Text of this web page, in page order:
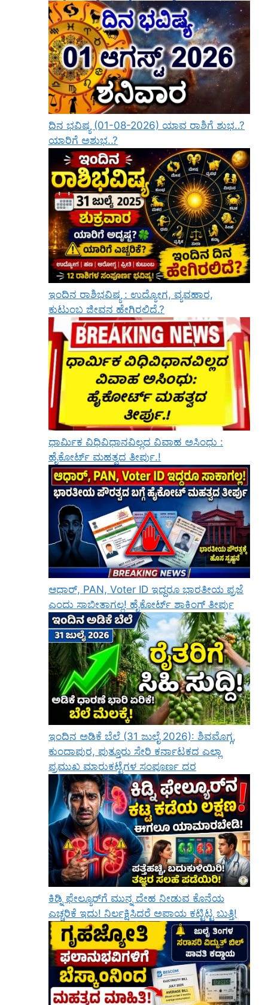
ದಿನ ಭವಿಷ್ಯ (01-08-2026) ಯಾವ ರಾಶಿಗೆ ಶುಭ..?
ಯಾರಿಗೆ ಅಶುಭ..?
ಇಂದಿನ ರಾಶಿಭವಿಷ್ಯ : ಉದ್ಯೋಗ, ವ್ಯವಹಾರ,
ಕುಟುಂಬ ಜೀವನ ಹೇಗಿರಲಿದೆ.?
ಧಾರ್ಮಿಕ ವಿಧಿವಿಧಾನವಿಲ್ಲದ ವಿವಾಹ ಅಸಿಂಧು :
ಹೈಕೋರ್ಟ್ ಮಹತ್ವದ ತೀರ್ಪು.!
ಆಧಾರ್, PAN, Voter ID ಇದ್ದರೂ ಭಾರತೀಯ ಪ್ರಜೆ
ಎಂದು ಸಾಬೀತಾಗಲ್ಲ! ಹೈಕೋರ್ಟ್ ಶಾಕಿಂಗ್ ತೀರ್ಪು
ಇಂದಿನ ಅಡಿಕೆ ಬೆಲೆ (31 ಜುಲೈ 2026): ಶಿವಮೊಗ್ಗ,
ಕುಂದಾಪುರ, ಪುತ್ತೂರು ಸೇರಿ ಕರ್ನಾಟಕದ ಎಲ್ಲಾ
ಪ್ರಮುಖ ಮಾರುಕಟ್ಟೆಗಳ ಸಂಪೂರ್ಣ ದರ
ಕಿಡ್ನಿ ಫೇಲ್ಯೂರ್‌ಗೆ ಮುನ್ನ ದೇಹ ನೀಡುವ ಕೊನೆಯ
ಎಚ್ಚರಿಕೆ ಇದು! ನಿರ್ಲಕ್ಷಿಸಿದರೆ ಅಪಾಯ ಕಟ್ಟಿಟ್ಟ ಬುತ್ತಿ!